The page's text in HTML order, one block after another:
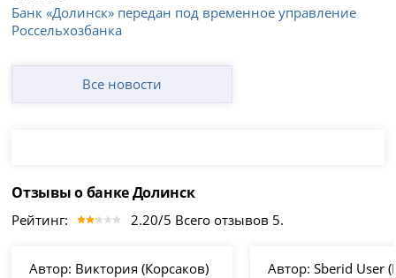
Банк «Долинск» передан под временное управление
Россельхозбанка
Все новости
Отзывы о банке Долинск
Рейтинг: 2.20/5 Всего отзывов 5.
Автор: Виктория (Корсаков) Автор: Sberid User